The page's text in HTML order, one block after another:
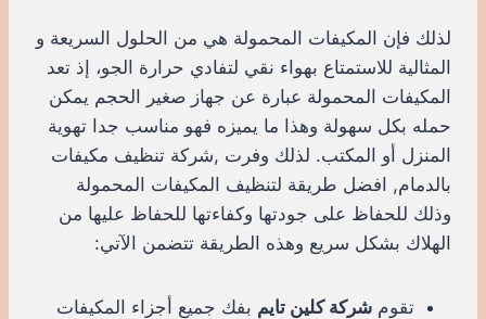
لذلك فإن المكيفات المحمولة هي من الحلول السريعة و
المثالية للاستمتاع بهواء نقي لتفادي حرارة الجو، إذ تعد
المكيفات المحمولة عبارة عن جهاز صغير الحجم يمكن
حمله بكل سهولة وهذا ما يميزه فهو مناسب جدا تهوية
المنزل أو المكتب. لذلك وفرت ,شركة تنظيف مكيفات
بالدمام, افضل طريقة لتنظيف المكيفات المحمولة
وذلك للحفاظ على جودتها وكفاءتها للحفاظ عليها من
الهلاك بشكل سريع وهذه الطريقة تتضمن الآتي:
تقوم شركة كلين تايم بفك جميع أجزاء المكيفات